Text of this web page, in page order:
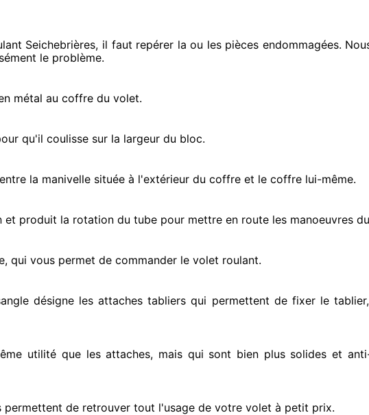
Seichebrières, il faut repérer la ou les pièces endommagées.
le problème.
métal au coffre du volet.
qu'il coulisse sur la largeur du bloc.
la manivelle située à l'extérieur du coffre et le coffre lui-même.
produit la rotation du tube pour mettre en route les manoeuvres
qui vous permet de commander le volet roulant.
désigneles attaches tabliers qui permettent de fixer le
utilité que les attaches, mais qui sont bien plus solides et
permettent de retrouver tout l'usage de votre volet à petit prix.